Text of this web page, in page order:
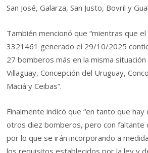
San José, Galarza, San Justo, Bovril y
También mencionó que “mientras que
3321461 generado el 29/10/2025
27 bomberos más en la misma situación
Villaguay, Concepción del Uruguay,
Maciá y Ceibas”.
Finalmente indicó que “en tanto que
otros diez bomberos, pero con faltante
por lo que se irán incorporando a